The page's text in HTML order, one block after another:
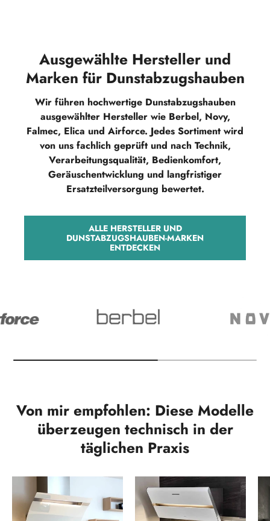
Ausgewählte Hersteller und
Marken für Dunstabzugshauben
Wir führen hochwertige Dunstabzugshauben
ausgewählter Hersteller wie Berbel, Novy,
Falmec, Elica und Airforce. Jedes Sortiment wird
von uns fachlich geprüft und nach Technik,
Verarbeitungsqualität, Bedienkomfort,
Geräuschentwicklung und langfristiger
Ersatzteilversorgung bewertet.
ALLE HERSTELLER UND
DUNSTABZUGSHAUBEN-MARKEN
ENTDECKEN
Von mir empfohlen: Diese Modelle
überzeugen technisch in der
täglichen Praxis